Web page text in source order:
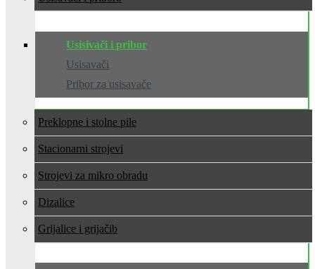
Usisivači i pribor
Usisavači
Pribor za usisavače
Preklopne i stolne pile
Stacionarni strojevi
Strojevi za mikro obradu
Dizalice
Grijalice i grijači